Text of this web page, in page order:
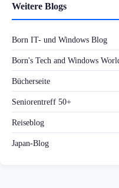
Weitere Blogs
Born IT- und Windows Blog
Born's Tech and Windows
Bücherseite
Seniorentreff 50+
Reiseblog
Japan-Blog